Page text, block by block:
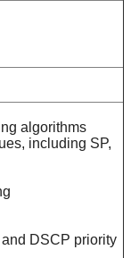
algorithms
including SP,
DSCP priority